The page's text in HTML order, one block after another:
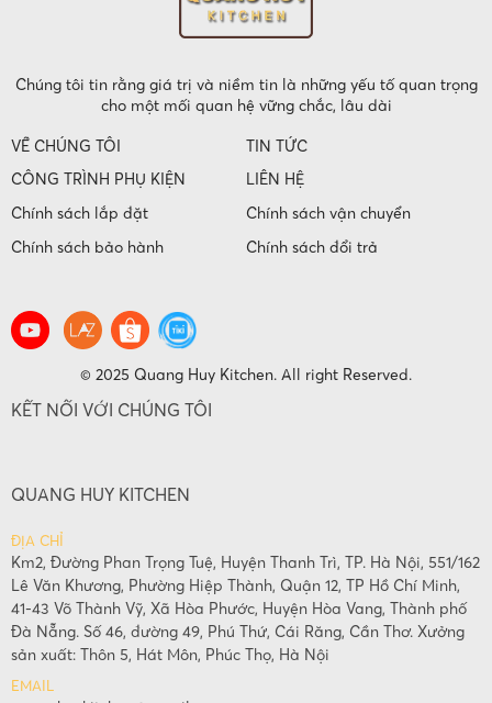
Chúng tôi tin rằng giá trị và niềm tin là những yếu tố quan trọng
cho một mối quan hệ vững chắc, lâu dài
VỀ CHÚNG TÔI
TIN TỨC
CÔNG TRÌNH PHỤ KIỆN
LIÊN HỆ
Chính sách lắp đặt
Chính sách vận chuyển
Chính sách bảo hành
Chính sách đổi trả
© 2025 Quang Huy Kitchen. All right Reserved.
KẾT NỐI VỚI CHÚNG TÔI
QUANG HUY KITCHEN
ĐỊA CHỈ
Km2, Đường Phan Trọng Tuệ, Huyện Thanh Trì, TP. Hà Nội, 551/162
Lê Văn Khương, Phường Hiệp Thành, Quận 12, TP Hồ Chí Minh,
41-43 Võ Thành Vỹ, Xã Hòa Phước, Huyện Hòa Vang, Thành phố
Đà Nẵng. Số 46, đường 49, Phú Thứ, Cái Răng, Cần Thơ. Xưởng
sản xuất: Thôn 5, Hát Môn, Phúc Thọ, Hà Nội
EMAIL